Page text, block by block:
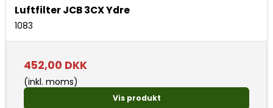
Luftfilter JCB 3CX Ydre
1083
452,00 DKK
(inkl. moms)
Vis produkt